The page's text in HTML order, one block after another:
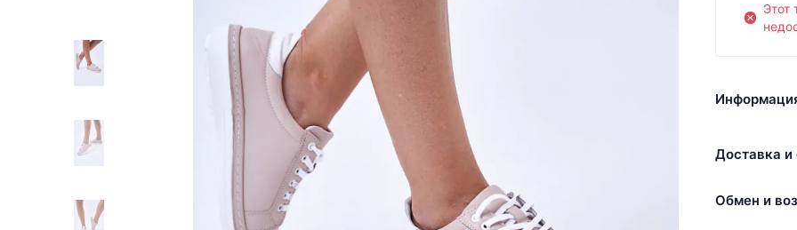
Этот
Доставка и
Обмен и